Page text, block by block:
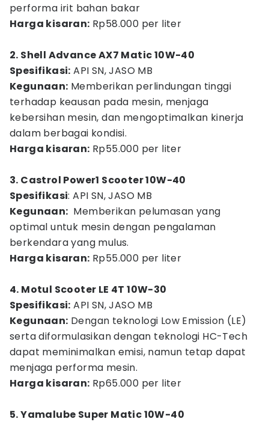
performa irit bahan bakar
Harga kisaran: Rp58.000 per liter
2. Shell Advance AX7 Matic 10W-40
Spesifikasi: API SN, JASO MB
Kegunaan: Memberikan perlindungan tinggi
terhadap keausan pada mesin, menjaga
kebersihan mesin, dan mengoptimalkan kinerja
dalam berbagai kondisi.
Harga kisaran: Rp55.000 per liter
3. Castrol Power1 Scooter 10W-40
Spesifikasi: API SN, JASO MB
Kegunaan: Memberikan pelumasan yang
optimal untuk mesin dengan pengalaman
berkendara yang mulus.
Harga kisaran: Rp55.000 per liter
4. Motul Scooter LE 4T 10W-30
Spesifikasi: API SN, JASO MB
Kegunaan: Dengan teknologi Low Emission (LE)
serta diformulasikan dengan teknologi HC-Tech
dapat meminimalkan emisi, namun tetap dapat
menjaga performa mesin.
Harga kisaran: Rp65.000 per liter
5. Yamalube Super Matic 10W-40